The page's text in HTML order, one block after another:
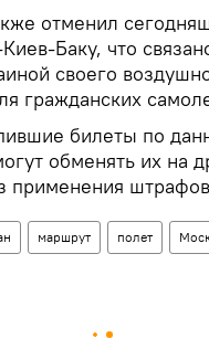
отменил
Баку, что
своего
гражданских
билеты по
обменять их на
применения
маршрут полет